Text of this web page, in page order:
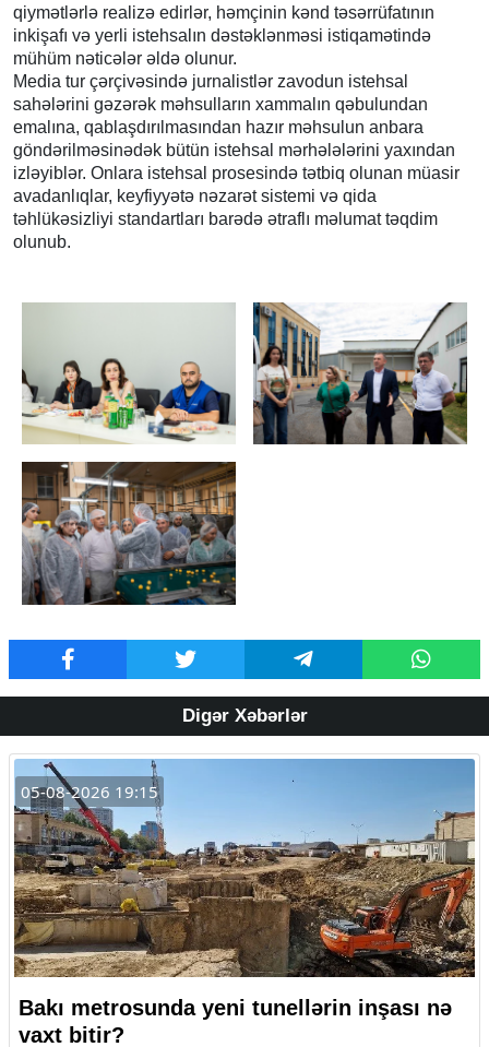
qiymətlərlə realizə edirlər, həmçinin kənd təsərrüfatının
inkişafı və yerli istehsalın dəstəklənməsi istiqamətində
mühüm nəticələr əldə olunur.
Media tur çərçivəsində jurnalistlər zavodun istehsal
sahələrini gəzərək məhsulların xammalın qəbulundan
emalına, qablaşdırılmasından hazır məhsulun anbara
göndərilməsinədək bütün istehsal mərhələlərini yaxından
izləyiblər. Onlara istehsal prosesində tətbiq olunan müasir
avadanlıqlar, keyfiyyətə nəzarət sistemi və qida
təhlükəsizliyi standartları barədə ətraflı məlumat təqdim
olunub.
Digər Xəbərlər
05-08-2026 19:15
Bakı metrosunda yeni tunellərin inşası nə
vaxt bitir?